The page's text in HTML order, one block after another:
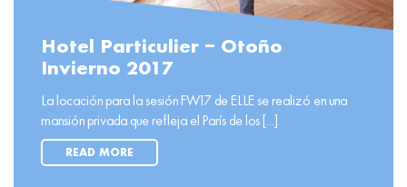
Hotel Particulier – Otoño
Invierno 2017
La locación para la sesión FW17 de ELLE se realizó en una
mansión privada que refleja el París de los [...]
READ MORE